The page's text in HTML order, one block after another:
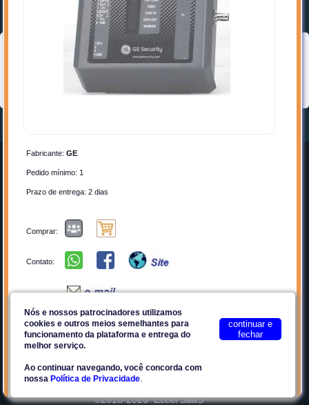
Nós e nossos patrocinadores utilizamos
cookies e outros meios semelhantes para
funcionamento da plataforma e entrega do
melhor serviço.
Ao continuar navegando, você concorda com
nossa Política de Privacidade
continuar e
fechar
Fabricante:GE
Pedido mínimo: 1
Prazo de entrega: 2 dias
Comprar:
Contato:
Favoritos Compartilhar
Multiprotocolo GE
https://eccel.loja2.com.br/6307064-S731DVR-EST1-Interface-de-
Video-RX-Dados-Unid-TX-Multiprotocolo-GE
➥ Localize os itens de interesse, acrescente aos favoritos e entre
em contato diretamente com o(a) vendedor(a).
Topo
Home
Quem Somos
Anunciar
Por que Anunciar?
Facebook
Plataforma E2Tech
Site seguro
©2018-2026Eccel SaaS